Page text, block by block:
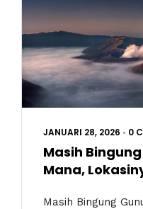
JANUARI 28, 2026 • 0
Masih
Mana,
Masih Bingung